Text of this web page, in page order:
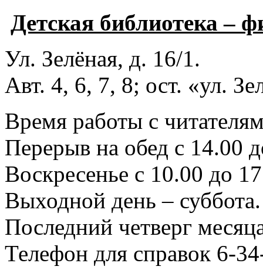
Детская библиотека –
Ул. Зелёная, д. 16/1.
Авт. 4, 6, 7, 8; ост. «ул.
Время работы с
Перерыв на обед с 14.00
Воскресенье с 10.00 до
Выходной день – суббота.
Последний четверг
Телефон для справок 6-